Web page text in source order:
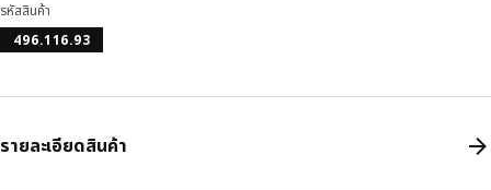
รหัสสินค้า
496.116.93
รายละเอียดสินค้า